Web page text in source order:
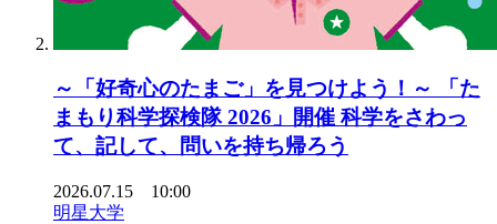
～「好奇心のたまご」を見つけよう！～ 「た
まもり科学探検隊 2026」開催 科学をさわっ
て、記して、問いを持ち帰ろう
2026.07.15 10:00
明星大学